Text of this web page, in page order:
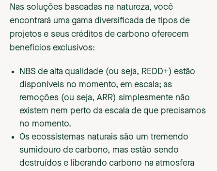
Nas soluções baseadas na natureza, você
encontrará uma gama diversificada de tipos de
projetos e seus créditos de carbono oferecem
benefícios exclusivos:
NBS de alta qualidade (ou seja, REDD+) estão
disponíveis no momento, em escala; as
remoções (ou seja, ARR) simplesmente não
existem nem perto da escala de que precisamos
no momento.
Os ecossistemas naturais são um tremendo
sumidouro de carbono, mas estão sendo
destruídos e liberando carbono na atmosfera